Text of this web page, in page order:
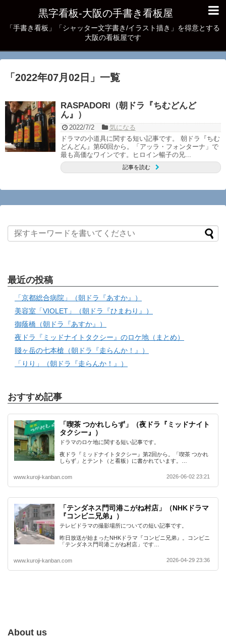
黒字看板‐大阪の手書き看板屋
「手書き看板」「シャッター文字書き/イラスト描き」を得意とする
大阪の看板屋です
「 2022年07月02日 」 一覧
RASPADORI（朝ドラ『ちむどんど
ん』）
2022/7/2
気になる
ドラマの小道具に関する短い記事です。 朝ドラ『ちむ
どんどん』第60回から。「アッラ・フォンターナ」で
最も高価なワインです。ヒロイン暢子の兄...
記事を読む
最近の投稿
「京都総合病院」（朝ドラ『あすか』）
美容室「VIOLET」（朝ドラ『ひまわり』）
御蔭橋（朝ドラ『あすか』）
夜ドラ『ミッドナイトタクシー』のロケ地（まとめ）
賤ヶ岳の七本槍（朝ドラ『走らんか！』）
「りり」（朝ドラ『走らんか！』）
おすすめ記事
「喫茶 つかれしらず」（夜ドラ『ミッドナイト
タクシー』）
ドラマのロケ地に関する短い記事です。
夜ドラ『ミッドナイトタクシー』第2回から。「喫茶 つかれ
しらず」とテント（と看板）に書かれています。…
www.kuroji-kanban.com 2026-06-02 23:21
「テンダネス門司港こがね村店」（NHKドラマ
『コンビニ兄弟』）
テレビドラマの撮影場所についての短い記事です。
昨日放送が始まったNHKドラマ『コンビニ兄弟』。コンビニ
「テンダネス門司港こがね村店」です…
www.kuroji-kanban.com 2026-04-29 23:36
About us